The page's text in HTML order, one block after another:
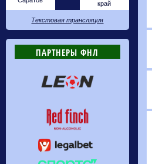
край
Текстовая трансляция
ПАРТНЕРЫ ФНЛ